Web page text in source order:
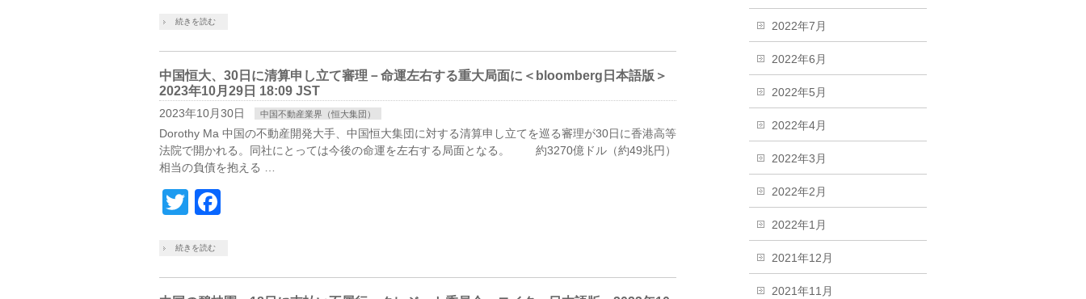
続きを読む
中国恒大、30日に清算申し立て審理－命運左右する重大局面に＜bloomberg日本語版＞
2023年10月29日 18:09 JST
2023年10月30日 中国不動産業界（恒大集団）
Dorothy Ma 中国の不動産開発大手、中国恒大集団に対する清算申し立てを巡る審理が30日に香港高等
法院で開かれる。同社にとっては今後の命運を左右する局面となる。 約3270億ドル（約49兆円）
相当の負債を抱える …
Twitter
続きを読む
2022年7月
2022年6月
2022年5月
2022年4月
2022年3月
2022年2月
2022年1月
2021年12月
2021年11月